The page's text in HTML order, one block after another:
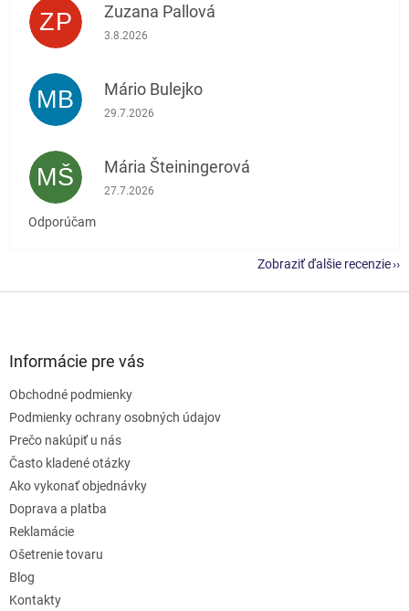
ZP Zuzana Pallová
Hodnotenie obchodu je 5 z 5 hviezdičiek.
3.8.2026
MB Mário Bulejko
Hodnotenie obchodu je 5 z 5 hviezdičiek.
29.7.2026
MŠ Mária Šteiningerová
Hodnotenie obchodu je 5 z 5 hviezdičiek.
27.7.2026
Odporúčam
Zobraziť ďalšie recenzie
Informácie pre vás
Obchodné podmienky
Podmienky ochrany osobných údajov
Prečo nakúpiť u nás
Často kladené otázky
Ako vykonať objednávky
Doprava a platba
Reklamácie
Ošetrenie tovaru
Blog
Kontakty